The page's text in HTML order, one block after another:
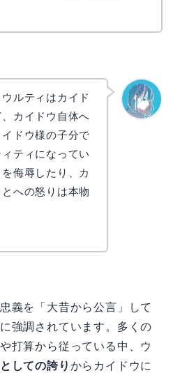
ルティはカイド
カイドウ自体へ
ドウ様の子分で
ティになってい
侮辱したり、カ
への怒りは本物
義を「大昔から公言」して
強調されています。多くの
打算から従っている中、ウ
しての誇り からカイドウに